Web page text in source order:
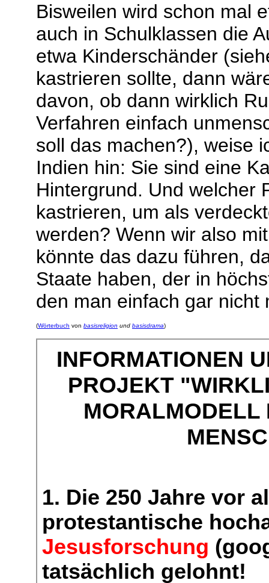
Bisweilen wird schon mal
auch in Schulklassen die
etwa Kinderschänder
kastrieren sollte, dann
davon, ob dann wirklich
Verfahren einfach
soll das machen?), weise
Indien hin: Sie sind eine
Hintergrund. Und welcher
kastrieren, um als
werden? Wenn wir also
könnte das dazu führen,
Staate haben, der in
den man einfach gar nicht
(Wörterbuch von basisreligion und basisdrama)